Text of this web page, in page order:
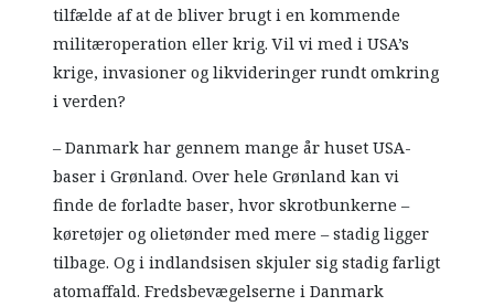
tilfælde af at de bliver brugt i en kommende
militæroperation eller krig. Vil vi med i USA’s
krige, invasioner og likvideringer rundt omkring
i verden?
– Danmark har gennem mange år huset USA-
baser i Grønland. Over hele Grønland kan vi
finde de forladte baser, hvor skrotbunkerne –
køretøjer og olietønder med mere – stadig ligger
tilbage. Og i indlandsisen skjuler sig stadig farligt
atomaffald. Fredsbevægelserne i Danmark